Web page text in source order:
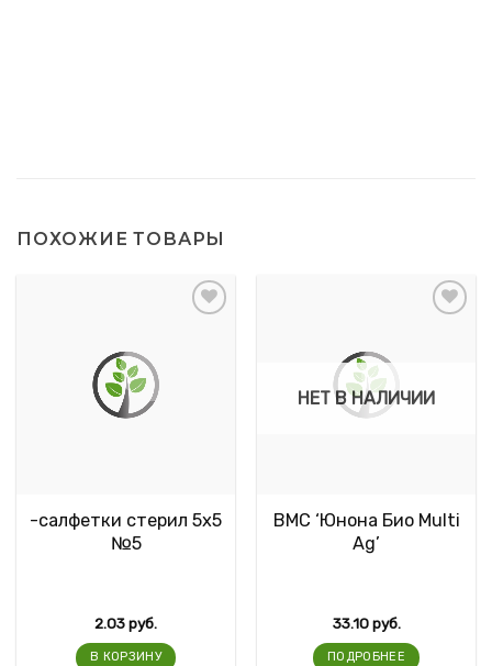
ПОХОЖИЕ ТОВАРЫ
-салфетки стерил 5х5
№5
2.03руб.
В КОРЗИНУ
НЕТ В НАЛИЧИИ
ВМС ‘Юнона Био Multi
Ag’
33.10руб.
ПОДРОБНЕЕ